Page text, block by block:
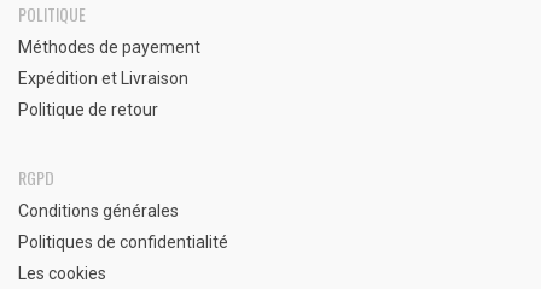
POLITIQUE
Méthodes de payement
Expédition et Livraison
Politique de retour
RGPD
Conditions générales
Politiques de confidentialité
Les cookies